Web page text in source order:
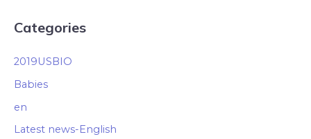
Categories
2019USBIO
Babies
en
Latest news-English